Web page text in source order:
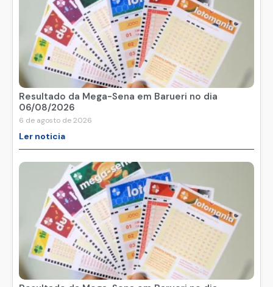
Resultado da Mega-Sena em Barueri no dia
06/08/2026
6 de agosto de 2026
Ler noticia